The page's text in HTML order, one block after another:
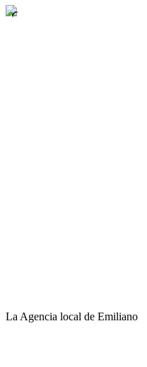
La Agencia local de Emiliano